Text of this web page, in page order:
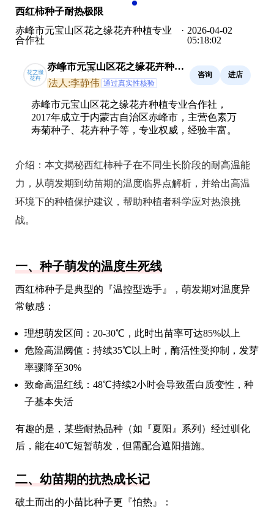
西红柿种子耐热极限
赤峰市元宝山区花之缘花卉种植专业
合作社
· 2026-04-02
05:18:02
赤峰市元宝山区花之缘花卉种植
专业合作社
法人:李静伟 通过真实性核验
咨询 进店
赤峰市元宝山区花之缘花卉种植专业合作社，
2017年成立于内蒙古自治区赤峰市，主营色素万
寿菊种子、花卉种子等，专业权威，经验丰富。
介绍： 本文揭秘西红柿种子在不同生长阶段的耐高温能
力，从萌发期到幼苗期的温度临界点解析，并给出高温
环境下的种植保护建议，帮助种植者科学应对热浪挑
战。
一、种子萌发的温度生死线
西红柿种子是典型的『温控型选手』，萌发期对温度异
常敏感：
理想萌发区间：20-30℃，此时出苗率可达85%以上
危险高温阈值：持续35℃以上时，酶活性受抑制，发芽
率骤降至30%
致命高温红线：48℃持续2小时会导致蛋白质变性，种
子基本失活
有趣的是，某些耐热品种（如『夏阳』系列）经过驯化
后，能在40℃短暂萌发，但需配合遮阳措施。
二、幼苗期的抗热成长记
破土而出的小苗比种子更『怕热』：